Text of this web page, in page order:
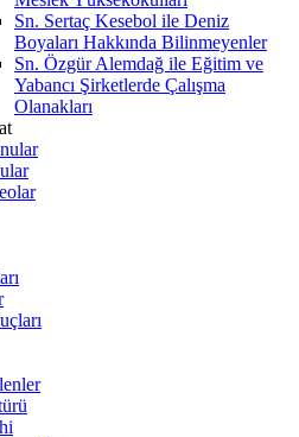
Sn. Sertaç Kesebol ile Deniz
Boyaları Hakkında Bilinmeyenler
Sn. Özgür Alemdağ ile Eğitim ve
Yabancı Şirketlerde Çalışma
Olanakları